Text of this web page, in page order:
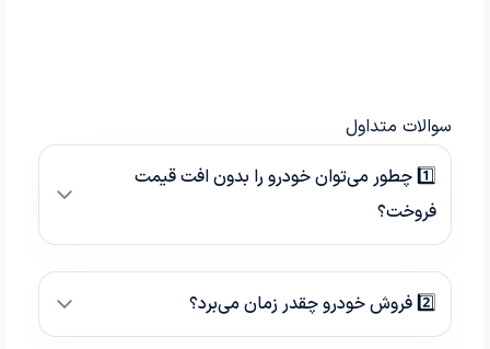
سوالات متداول
1️⃣ چطور می‌توان خودرو را بدون افت قیمت
فروخت؟
2️⃣ فروش خودرو چقدر زمان می‌برد؟